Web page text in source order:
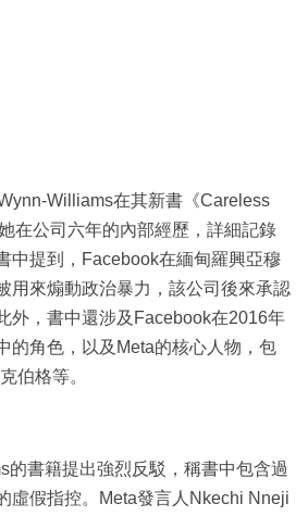
Williams在其新書《Careless
在公司六年的內部經歷，詳細記錄
中提到，Facebook在緬甸羅興亞穆
用來煽動政治暴力，該公司後來承認
外，書中還涉及Facebook在2016年
的角色，以及Meta的核心人物，包
伯格等。
的書籍提出強烈反駁，稱書中包含過
虛假指控。Meta發言人Nkechi Nneji